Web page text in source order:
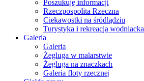
Poszukuję informacji
Rzeczpospolita Rzeczna
Ciekawostki na śródlądziu
Turystyka i rekreacja wodniacka
Galeria
Galeria
Żegluga w malarstwie
Żegluga na znaczkach
Galeria floty rzecznej